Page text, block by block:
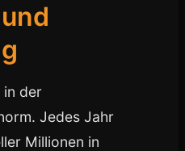
in der
Jedes Jahr
Millionen in